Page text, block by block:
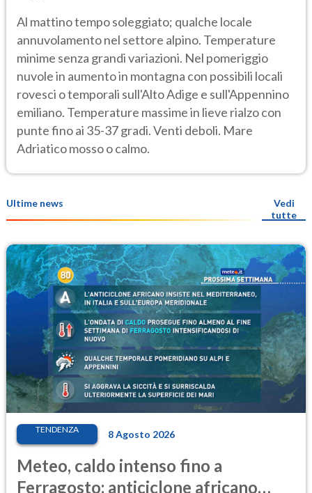
Al mattino tempo soleggiato; qualche locale
annuvolamento nel settore alpino. Temperature
minime senza grandi variazioni. Nel pomeriggio
nuvole in aumento in montagna con possibili locali
rovesci o temporali sull'Alto Adige e sull'Appennino
emiliano. Temperature massime in lieve rialzo con
punte fino ai 35-37 gradi. Venti deboli. Mare
Adriatico mosso o calmo.
Ultime news
Vedi
tutte
TENDENZA 8 Agosto 2026
Meteo, caldo intenso fino a
Ferragosto: anticiclone africano